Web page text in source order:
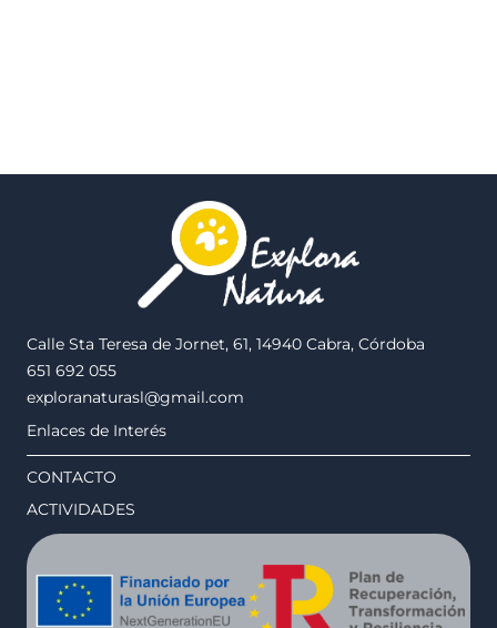
Calle Sta Teresa de Jornet, 61, 14940 Cabra, Córdoba
651 692 055
exploranaturasl@gmail.com
Enlaces de Interés
CONTACTO
ACTIVIDADES